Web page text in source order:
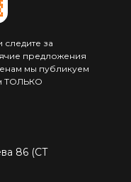
86 (СТ
следите за
предложения
мы публикуем
ТОЛЬКО